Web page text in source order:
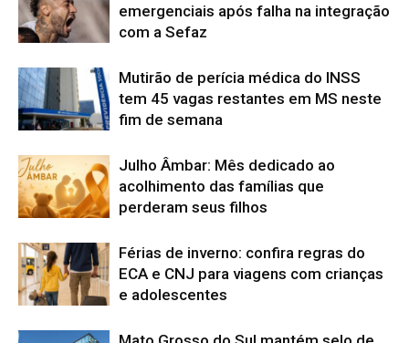
emergenciais após falha na integração
com a Sefaz
Mutirão de perícia médica do INSS
tem 45 vagas restantes em MS neste
fim de semana
Julho Âmbar: Mês dedicado ao
acolhimento das famílias que
perderam seus filhos
Férias de inverno: confira regras do
ECA e CNJ para viagens com crianças
e adolescentes